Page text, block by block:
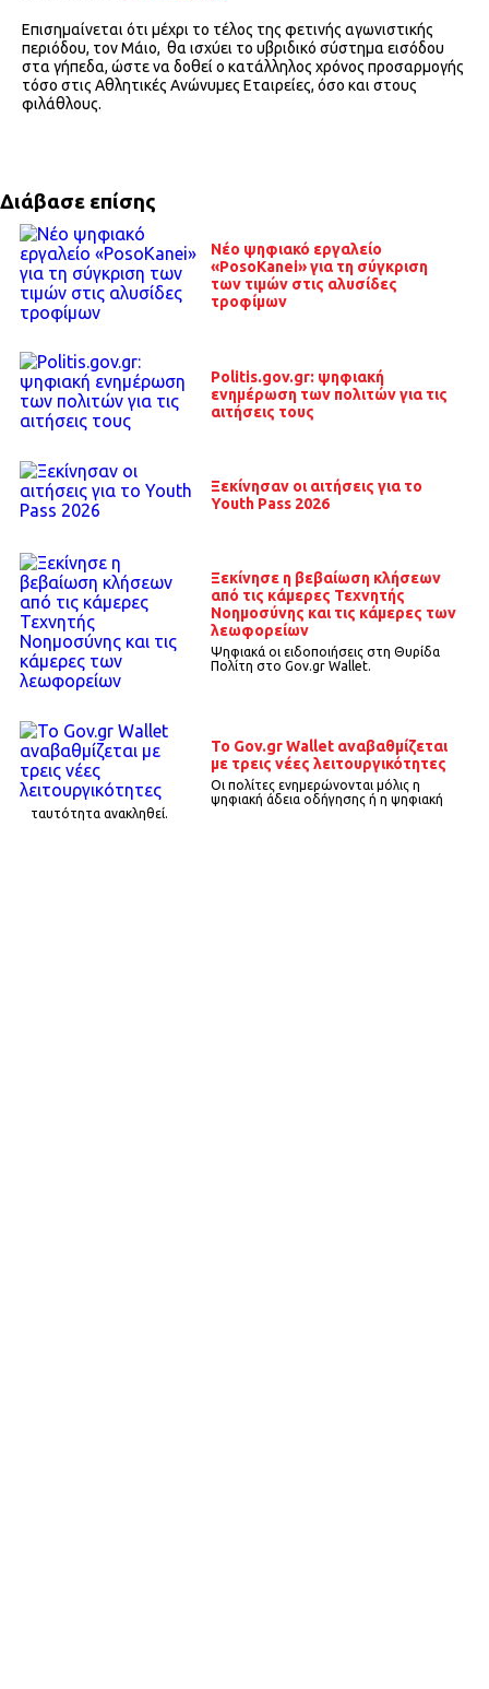
Επισημαίνεται ότι μέχρι το τέλος της φετινής αγωνιστικής
περιόδου, τον Μάιο, θα ισχύει το υβριδικό σύστημα εισόδου
στα γήπεδα, ώστε να δοθεί ο κατάλληλος χρόνος προσαρμογής
τόσο στις Αθλητικές Ανώνυμες Εταιρείες, όσο και στους
φιλάθλους.
Διάβασε επίσης
Nέο ψηφιακό εργαλείο
«PosoKanei» για τη σύγκριση
των τιμών στις αλυσίδες
τροφίμων
Politis.gov.gr: ψηφιακή
ενημέρωση των πολιτών για τις
αιτήσεις τους
Ξεκίνησαν οι αιτήσεις για το
Youth Pass 2026
Ξεκίνησε η βεβαίωση κλήσεων
από τις κάμερες Τεχνητής
Νοημοσύνης και τις κάμερες των
λεωφορείων
Ψηφιακά οι ειδοποιήσεις στη Θυρίδα
Πολίτη στο Gov.gr Wallet.
Το Gov.gr Wallet αναβαθμίζεται
με τρεις νέες λειτουργικότητες
Οι πολίτες ενημερώνονται μόλις η
ψηφιακή άδεια οδήγησης ή η ψηφιακή
ταυτότητα ανακληθεί.